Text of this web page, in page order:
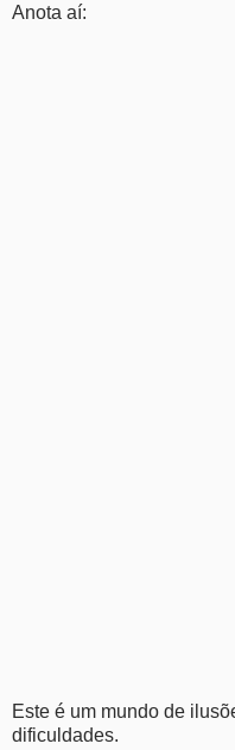
Anota aí:
Este é um mundo de
dificuldades.